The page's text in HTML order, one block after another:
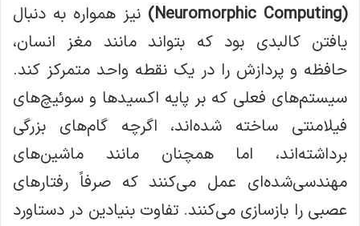
(Neuromorphic Computing)
نیز همواره به دنبال
یافتن کالبدی بود که بتواند مانند مغز انسان،
حافظه و پردازش را در یک نقطه واحد متمرکز کند.
سیستم‌های فعلی که بر پایه اکسیدها و سوئیچ‌های
فیلامنتی ساخته شده‌اند، اگرچه گام‌های بزرگی
برداشته‌اند، اما همچنان مانند ماشین‌های
مهندسی‌شده‌ای عمل می‌کنند که صرفاً رفتارهای
عصبی را بازسازی می‌کنند. تفاوت بنیادین در دستاورد